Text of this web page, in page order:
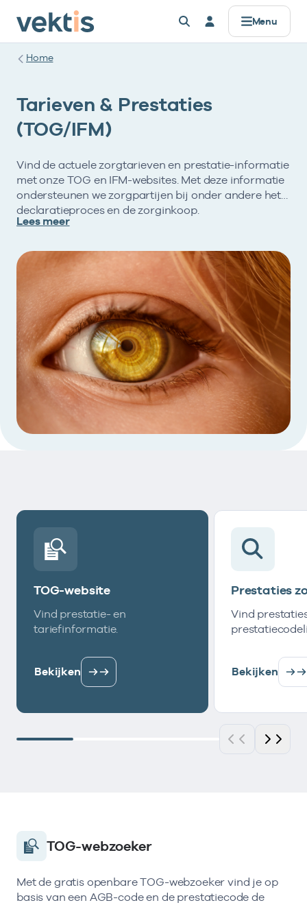
Menu
Home
Tarieven & Prestaties
(TOG/IFM)
Vind de actuele zorgtarieven en prestatie-informatie
met onze TOG en IFM-websites. Met deze informatie
ondersteunen we zorgpartijen bij onder andere het
declaratieproces en de zorginkoop.
Lees meer
TOG-website
Vind prestatie- en
tariefinformatie.
Bekijken
Prestaties
Vind
Bekijken
TOG-webzoeker
Met de gratis openbare TOG-webzoeker vind je op
basis van een AGB-code en de prestatiecode de